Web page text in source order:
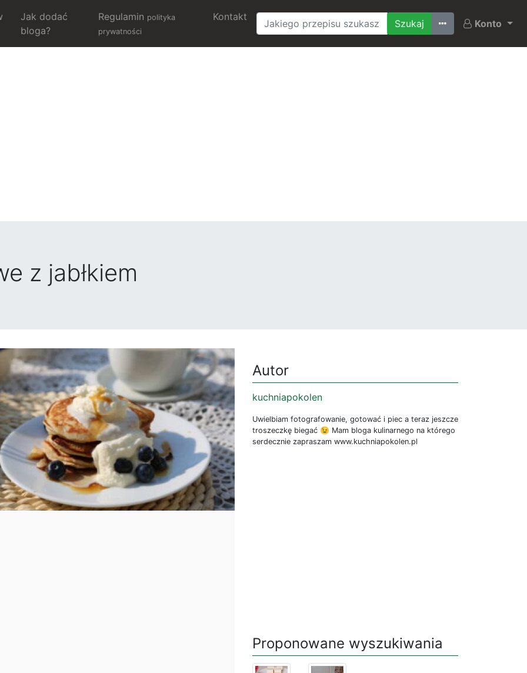
Jak dodać
bloga?
Regulamin polityka
prywatności
Kontakt
Ostatnio szukane
Konto
z jabłkiem
Autor
kuchniapokolen
Uwielbiam fotografowanie, gotować i piec a teraz jeszcze
troszeczkę biegać 😉 Mam bloga kulinarnego na którego
serdecznie zapraszam www.kuchniapokolen.pl
Proponowane wyszukiwania